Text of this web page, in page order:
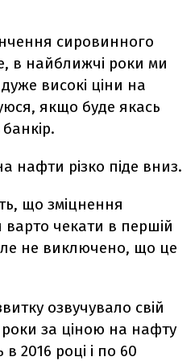
сировинного
в найближчі роки ми
високі ціни на
якщо буде якась
банкір.
нафти різко піде вниз.
що зміцнення
чекати в першій
не виключено, що це
озвучувало свій
роки за ціною на нафту
2016 році і по 60